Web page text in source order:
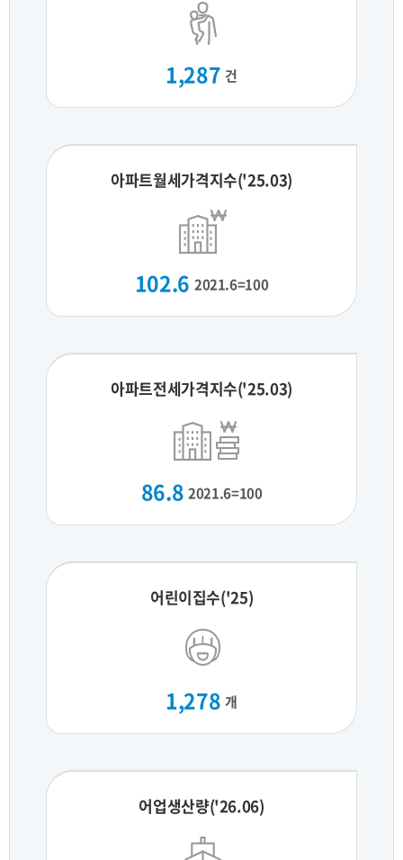
1,287 건
아파트월세가격지수('25.03)
102.6 2021.6=100
아파트전세가격지수('25.03)
86.8 2021.6=100
어린이집수('25)
1,278 개
어업생산량('26.06)